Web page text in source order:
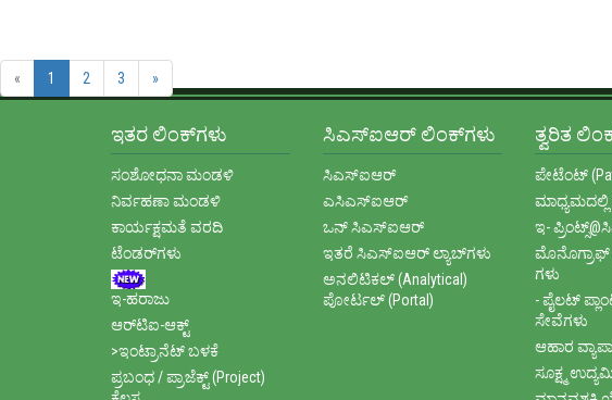
« 1 2 3 »
ಇತರ ಲಿಂಕ್‌ಗಳು
ಸಂಶೋಧನಾ ಮಂಡಳಿ
ನಿರ್ವಹಣಾ ಮಂಡಳಿ
ಕಾರ್ಯಕ್ಷಮತೆ ವರದಿ
ಟೆಂಡರ್‌ಗಳು
ಇ-ಹರಾಜು
ಆರ್‌ಟಿಐ-ಆಕ್ಟ್
>ಇಂಟ್ರಾನೆಟ್ ಬಳಕೆ
ಪ್ರಬಂಧ / ಪ್ರಾಜೆಕ್ಟ್ (Project)
ಸಿಎಸ್ಐಆರ್ ಲಿಂಕ್‌ಗಳು
ಸಿಎಸ್ಐಆರ್
ಎಸಿಎಸ್ಐಆರ್
ಒನ್ ಸಿಎಸ್ಐಆರ್
ಇತರೆ ಸಿಎಸ್‌ಐಆರ್ ಲ್ಯಾಬ್‌ಗಳು
ಅನಲಿಟಿಕಲ್ (Analytical)
ಪೋರ್ಟಲ್ (Portal)
ತ್ವರಿತ
ಪೇಟೆಂಟ್
ಇ-
ಮೊನೊಗ್ರಾಫ್‌
ಗಳು
- ಪೈಲಟ್
ಸೇವೆಗಳು
ಆಹಾರ
ಸೂಕ್ಷ್ಮ